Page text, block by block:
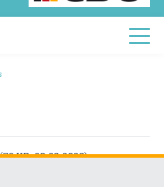
(79 KB, 08.02.2023)